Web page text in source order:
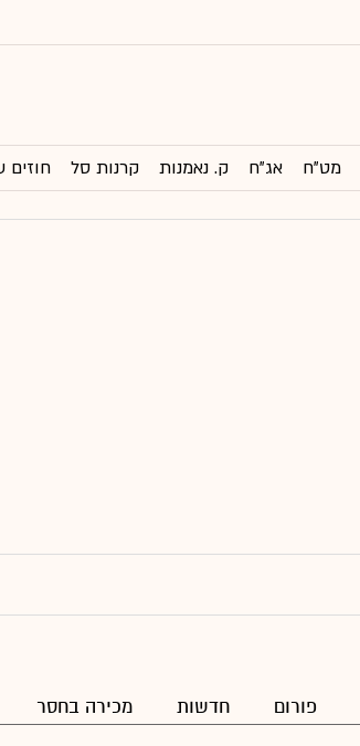
מט"ח אג"ח ק. נאמנות קרנות סל חוזים
פורום חדשות מכירה בחסר